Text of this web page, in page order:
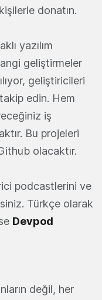
donatın.
yazılım
geliştirmeler
geliştiricileri
edin. Hem
iş
Bu projeleri
olacaktır.
podcastlerini ve
Türkçe olarak
Devpod
değil, her